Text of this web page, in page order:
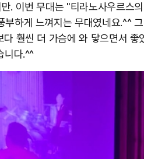
. 이번 무대는 "티라노사우르스의
부하게 느껴지는 무대였네요.^^ 그
훨씬 더 가슴에 와 닿으면서 좋
니다.^^